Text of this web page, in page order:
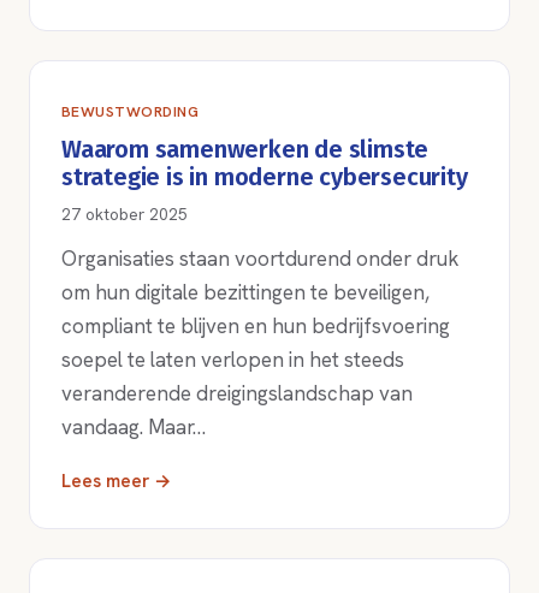
BEWUSTWORDING
Waarom samenwerken de slimste
strategie is in moderne cybersecurity
27 oktober 2025
Organisaties staan voortdurend onder druk
om hun digitale bezittingen te beveiligen,
compliant te blijven en hun bedrijfsvoering
soepel te laten verlopen in het steeds
veranderende dreigingslandschap van
vandaag. Maar…
Lees meer →